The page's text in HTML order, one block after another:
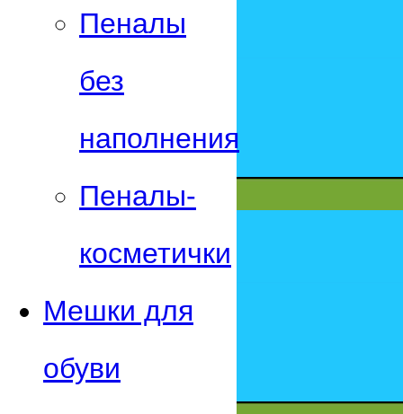
Пеналы
без
наполнения
Пеналы-
косметички
Мешки для
обуви